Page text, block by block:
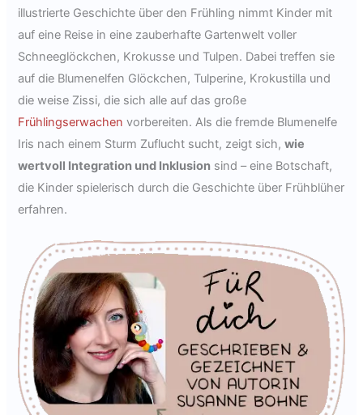
illustrierte Geschichte über den Frühling nimmt Kinder mit
auf eine Reise in eine zauberhafte Gartenwelt voller
Schneeglöckchen, Krokusse und Tulpen. Dabei treffen sie
auf die Blumenelfen Glöckchen, Tulperine, Krokustilla und
die weise Zissi, die sich alle auf das große
Frühlingserwachen vorbereiten. Als die fremde Blumenelfe
Iris nach einem Sturm Zuflucht sucht, zeigt sich,wie
wertvoll Integration und Inklusion sind – eine Botschaft,
die Kinder spielerisch durch die Geschichte über Frühblüher
erfahren.